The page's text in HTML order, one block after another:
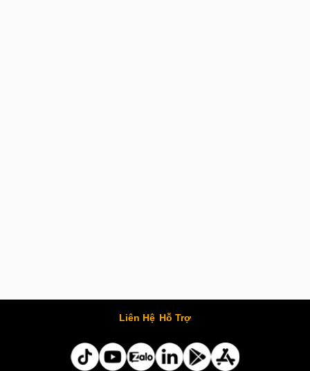
Liên Hệ Hỗ Trợ